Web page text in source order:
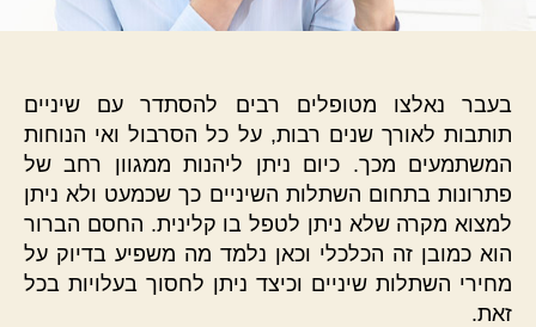
בעבר נאלצו מטופלים רבים להסתדר עם שיניים
תותבות לאורך שנים רבות, על כל הסרבול ואי הנוחות
המשתמעים מכך. כיום ניתן ליהנות ממגוון רחב של
פתרונות בתחום השתלות השיניים כך שכמעט ולא ניתן
למצוא מקרה שלא ניתן לטפל בו קלינית. החסם הברור
הוא כמובן זה הכלכלי וכאן נלמד מה משפיע בדיוק על
מחירי השתלות שיניים וכיצד ניתן לחסוך בעלויות בכל
זאת.